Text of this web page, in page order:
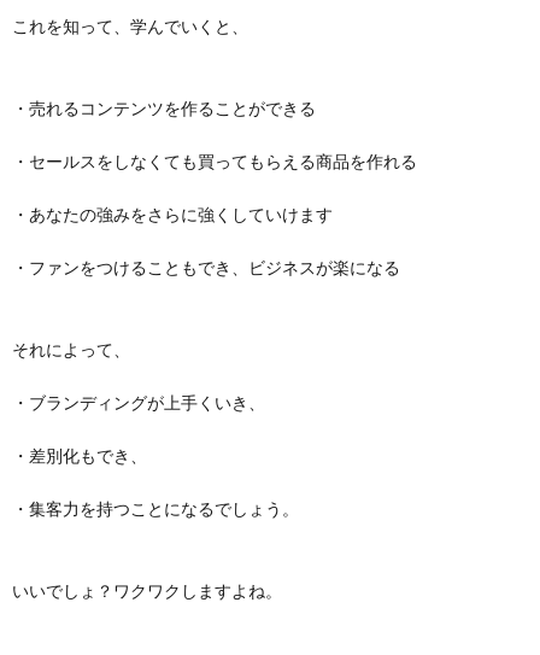
これを知って、学んでいくと、
・売れるコンテンツを作ることができる
・セールスをしなくても買ってもらえる商品を作れる
・あなたの強みをさらに強くしていけます
・ファンをつけることもでき、ビジネスが楽になる
それによって、
・ブランディングが上手くいき、
・差別化もでき、
・集客力を持つことになるでしょう。
いいでしょ？ワクワクしますよね。